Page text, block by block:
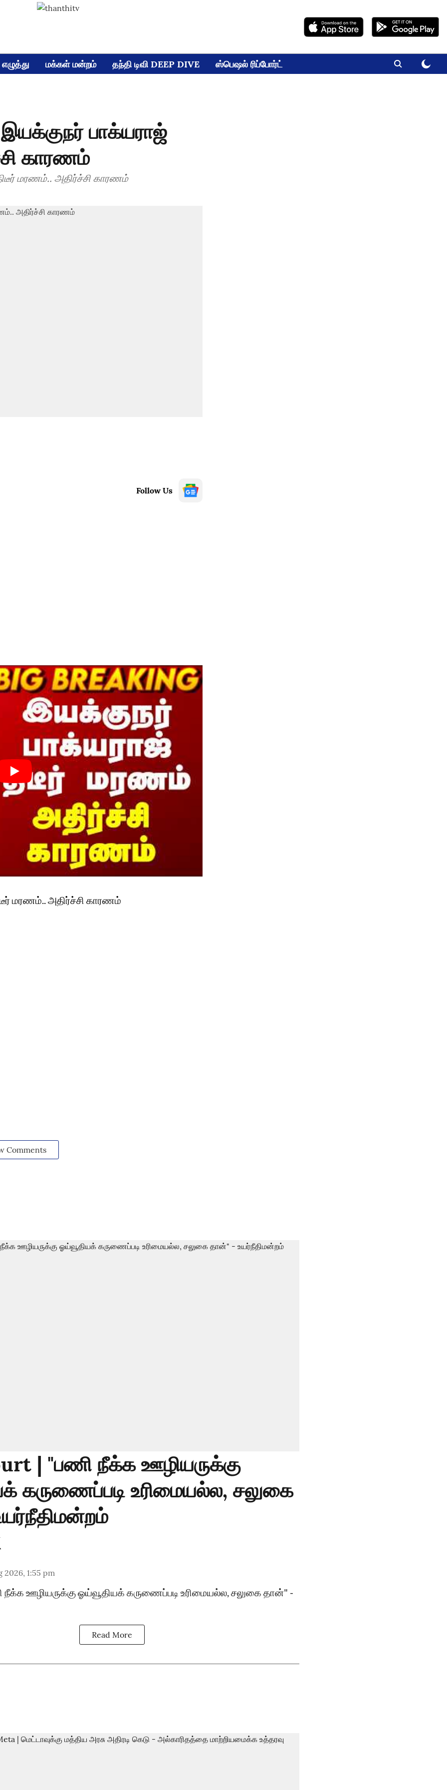
மக்கள் மன்றம் தந்தி டிவி DEEP DIVE ஸ்பெஷல் ரிப்போர்ட்
பாக்யராஜ்
காரணம்
மரணம்.. அதிர்ச்சி காரணம்
Follow Us
மரணம்.. அதிர்ச்சி காரணம்
Comments
| "பணி நீக்க ஊழியருக்கு
கருணைப்படி உரிமையல்ல, சலுகை
2026, 1:55 pm
நீக்க ஊழியருக்கு ஓய்வூதியக் கருணைப்படி உரிமையல்ல, சலுகை தான்" -
Read More